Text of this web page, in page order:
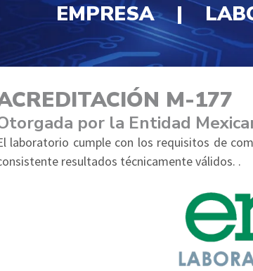
EMPRESA |
M-177
por la Entidad
laboratorio cumple con los requisitos de
resultados técnicamente válidos. .